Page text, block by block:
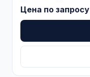
Цена по запросу